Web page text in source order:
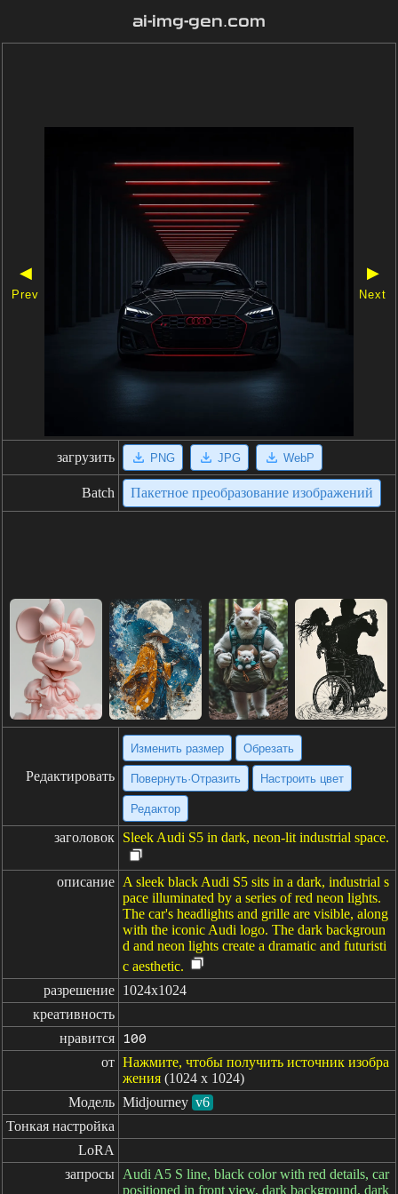
ai-img-gen.com
◀
Prev
▶
Next
загрузить PNG JPG WebP
Batch Пакетное преобразование изображений
Редактировать
Изменить размер Обрезать
Повернуть·Отразить Настроить цвет
Редактор
заголовок Sleek Audi S5 in dark, neon-lit industrial space.
описание A sleek black Audi S5 sits in a dark, industrial s
pace illuminated by a series of red neon lights.
The car's headlights and grille are visible, along
with the iconic Audi logo. The dark backgroun
d and neon lights create a dramatic and futuristi
c aesthetic.
разрешение 1024x1024
креативность
нравится
100
от Нажмите, чтобы получить источник изобра
жения (1024 x 1024)
Модель Midjourney v6
Тонкая настройка
LoRA
запросы Audi A5 S line, black color with red details, car
positioned in front view, dark background, dark